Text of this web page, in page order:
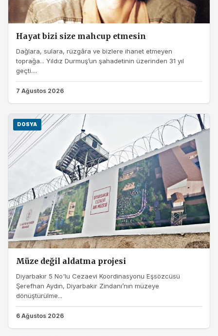
Hayat bizi size mahcup etmesin
Dağlara, sulara, rüzgâra ve bizlere ihanet etmeyen
toprağa... Yıldız Durmuş’un şahadetinin üzerinden 31 yıl
geçti....
7 Ağustos 2026
DOSYA
Müze değil aldatma projesi
Diyarbakır 5 No'lu Cezaevi Koordinasyonu Eşsözcüsü
Şerefhan Aydın, Diyarbakır Zindanı’nın müzeye
dönüştürülme...
6 Ağustos 2026